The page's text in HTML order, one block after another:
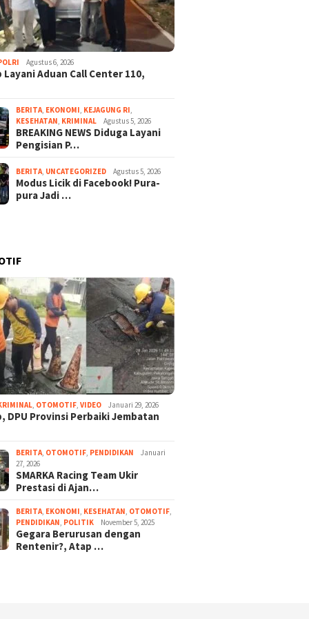
Agustus 6, 2026
Layani Aduan Call Center 110,
BERITA EKONOMI KEJAGUNG RI
KESEHATAN KRIMINAL Agustus 5, 2026
BREAKING NEWS Diduga Layani
Pengisian P…
BERITA UNCATEGORIZED Agustus 5, 2026
Modus Licik di Facebook! Pura-
pura Jadi …
OTOMOTIF ,VIDEO Januari 29, 2026
DPU Provinsi Perbaiki Jembatan
BERITA OTOMOTIF PENDIDIKAN
Januari
27, 2026
SMARKA Racing Team Ukir
Prestasi di Ajan…
BERITA EKONOMI KESEHATAN OTOMOTIF
PENDIDIKAN POLITIK November 5, 2025
Gegara Berurusan dengan
Rentenir?, Atap …